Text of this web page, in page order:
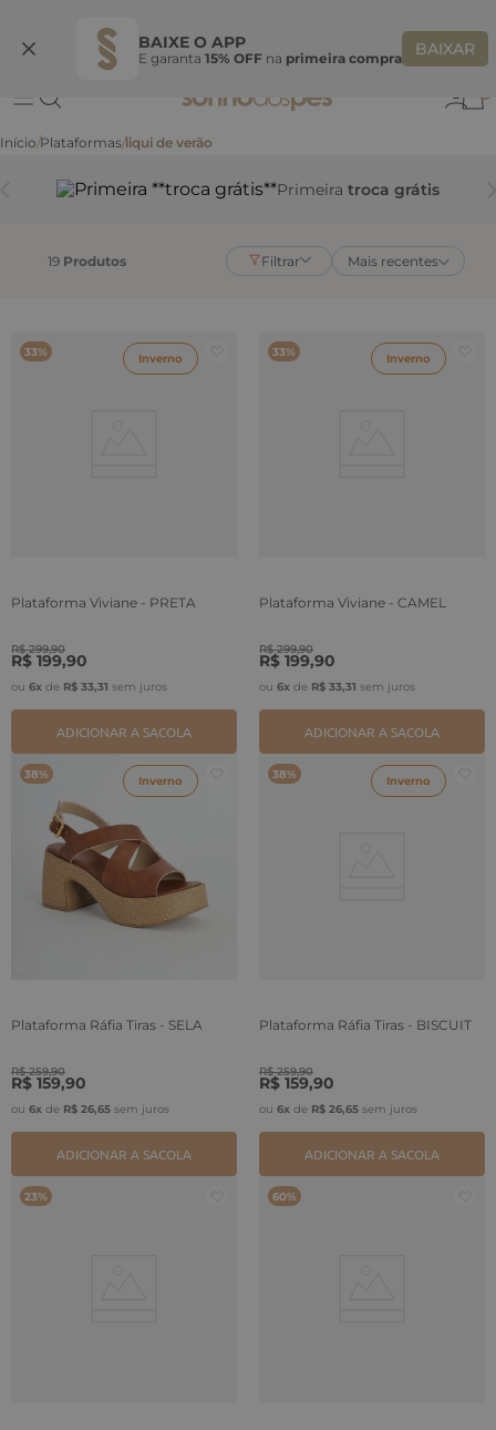
BAIXE O APP
E garanta 15% OFF na primeira compra BAIXAR
Ganhe 10% OFF na coleção utilizando o código do seu vendedor*
Plataformas liqui de verão
Primeira troca grátis
19 Produtos Filtrar Mais recentes
Inverno
33%
Plataforma Viviane - PRETA
R$ 299,90
R$ 199,90
ou 6x de R$ 33,31 sem juros
ADICIONAR A SACOLA
Inverno
33%
Plataforma Viviane - CAMEL
R$ 299,90
R$ 199,90
ou 6x de R$ 33,31 sem juros
ADICIONAR A SACOLA
Inverno
38%
Plataforma Ráfia Tiras - SELA
R$ 259,90
R$ 159,90
ou 6x de R$ 26,65 sem juros
ADICIONAR A SACOLA
Inverno
38%
Plataforma Ráfia Tiras - BISCUIT
R$ 259,90
R$ 159,90
ou 6x de R$ 26,65 sem juros
ADICIONAR A SACOLA
23% 60%